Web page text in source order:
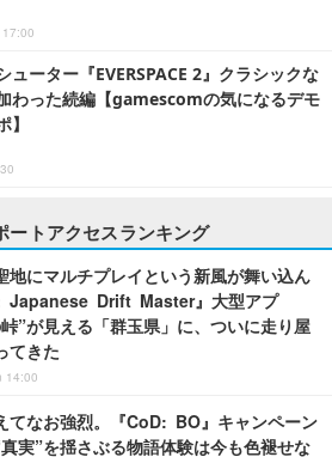
ューター『EVERSPACE 2』クラシックな
わった続編【gamescomの気になるデモ
】
ートアクセスランキング
地にマルチプレイという新風が舞い込ん
Japanese Drift Master』大型アプ
”が見える「群玉県」に、ついに走り屋
てきた
14:00
てなお強烈。『CoD: BO』キャンペーン
実”を揺さぶる物語体験は今も色褪せな